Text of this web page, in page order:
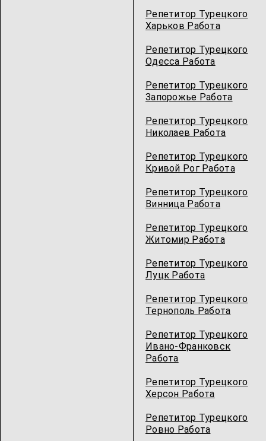
Репетитор Турецкого
Харьков Работа
Репетитор Турецкого
Одесcа Работа
Репетитор Турецкого
Запорожье Работа
Репетитор Турецкого
Николаев Работа
Репетитор Турецкого
Кривой Рог Работа
Репетитор Турецкого
Винница Работа
Репетитор Турецкого
Житомир Работа
Репетитор Турецкого
Луцк Работа
Репетитор Турецкого
Тернополь Работа
Репетитор Турецкого
Ивано-Франковск
Работа
Репетитор Турецкого
Херсон Работа
Репетитор Турецкого
Ровно Работа